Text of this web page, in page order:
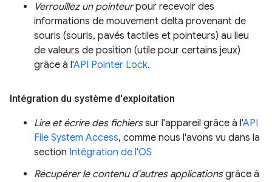
Verrouillez un pointeurpour recevoir des
informations de mouvement delta provenant de
souris (souris, pavés tactiles et pointeurs) au lieu
de valeurs de position (utile pour certains jeux)
grâce à l'API Pointer Lock.
Intégration du système d'exploitation
Lire et écrire des fichierssur l'appareil grâce à l'API
File System Access, comme nous l'avons vu dans la
section Intégration de l'OS
Récupérer le contenu d'autres applicationsgrâce à